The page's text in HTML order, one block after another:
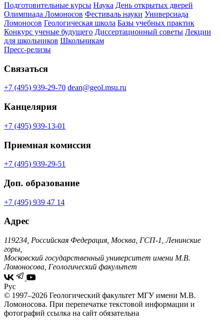
Подготовительные курсы Наука День открытых дверей
Олимпиада Ломоносов Фестиваль науки Универсиада
Ломоносов Геологическая школа Базы учебных практик
Конкурс ученые будущего Диссертационный советы Лекции
для школьников Школьникам
Пресс-релизы
Связаться
+7 (495) 939-29-70 dean@geol.msu.ru
Канцелярия
+7 (495) 939-13-01
Приемная комиссия
+7 (495) 939-29-51
Доп. образование
+7 (495) 939 47 14
Адрес
119234, Российская Федерация, Москва, ГСП-1, Ленинские
горы,
Московский государственный университет имени М.В.
Ломоносова, Геологический факультет
Рус
© 1997–2026 Геологический факультет МГУ имени М.В.
Ломоносова. При перепечатке текстовой информации и
фотографий ссылка на сайт обязательна